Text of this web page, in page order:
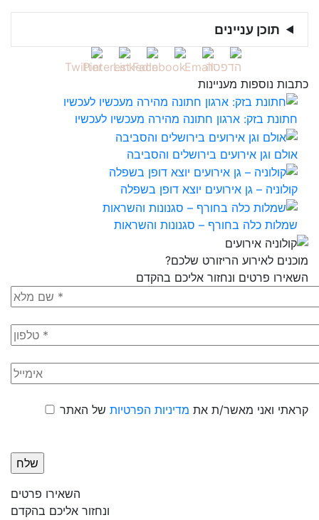
תוכן עניינים
כתבות נוספות מעניינות
חתונת בזק: ארגון חתונה מהירה מעכשיו לעכשיו
אולם וגן אירועים בירושלים והסביבה
קולוניה – גן אירועים יוצא דופן בשפלה
שמלות כלה בחורף – סגנונות והשראות
מוכנים לאירוע הריזורט שלכם?
השאירו פרטים ונחזור אליכם בהקדם
קראתי ואני מאשר/ת את מדיניות הפרטיות של האתר
השאירו פרטים
ונחזור אליכם בהקדם